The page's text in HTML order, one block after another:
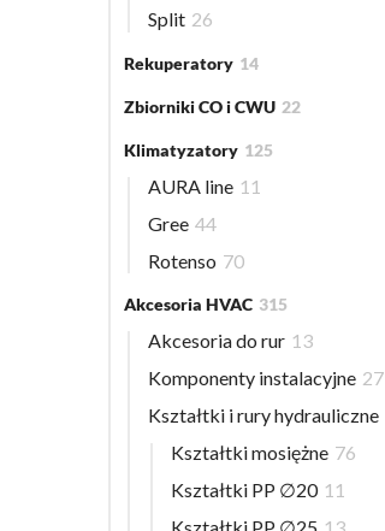
Split 26
Rekuperatory 14
Zbiorniki CO i CWU 22
Klimatyzatory 125
AURA line 11
Gree 44
Rotenso 70
Akcesoria HVAC 315
Akcesoria do rur 13
Komponenty instalacyjne 27
Kształtki i rury hydrauliczne
Kształtki mosiężne 76
Kształtki PP ∅20 11